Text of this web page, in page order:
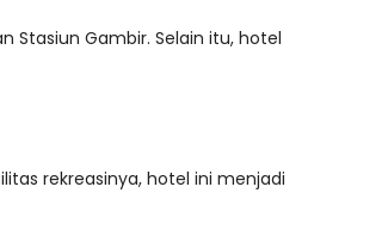
Stasiun Gambir. Selain itu, hotel
rekreasinya, hotel ini menjadi